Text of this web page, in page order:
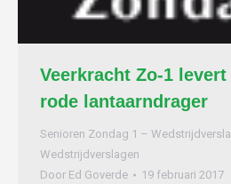
Veerkracht Zo-1
rode lantaarndrager
Senioren Zondag 1 –
Wedstrijdverslagen
Door Ed Goverde 19 februari 2017